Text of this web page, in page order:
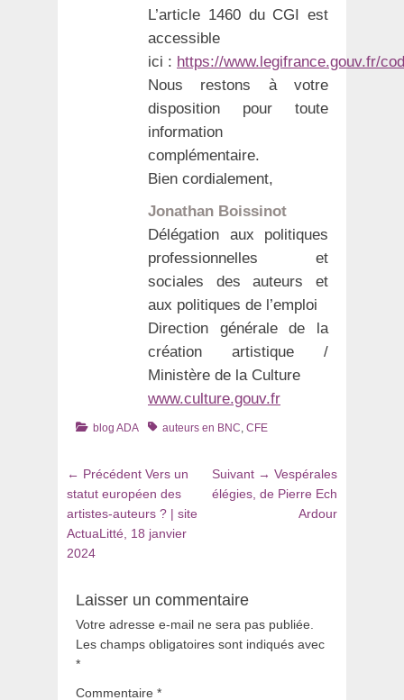
L’article 1460 du CGI est
accessible
ici : https://www.legifrance.gouv.fr/
Nous restons à votre
disposition pour toute
information
complémentaire.
Bien cordialement,
Jonathan Boissinot
Délégation aux politiques
professionnelles et
sociales des auteurs et
aux politiques de l’emploi
Direction générale de la
création artistique /
Ministère de la Culture
www.culture.gouv.fr
Catégories
blog ADA Tagsauteurs en BNC, CFE
Navigation
de
l’article
← Précédent Article
précédent
:
Vers un
statut européen des
artistes-auteurs ? | site
ActuaLitté, 18 janvier
2024
Suivant → Article
suivant
Vespérales
élégies, de Pierre Ech
Ardour
Laisser un commentaire
Votre adresse e-mail ne sera pas publiée.
Les champs obligatoires sont indiqués avec
*
Commentaire *